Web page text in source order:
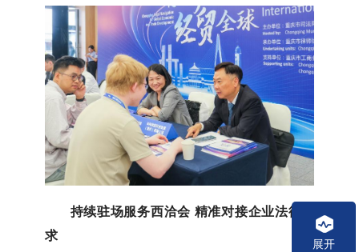
持续驻场服务西洽会 精准对接企业法律需
求
展开